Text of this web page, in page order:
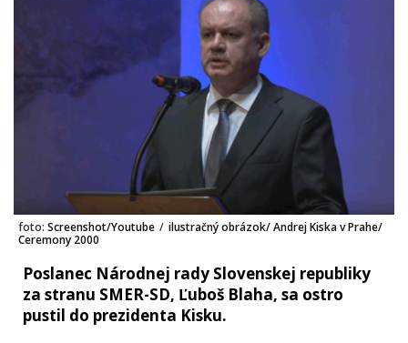
foto: Screenshot/Youtube / ilustračný obrázok/ Andrej Kiska v Prahe/
Ceremony 2000
Poslanec Národnej rady Slovenskej republiky
za stranu SMER-SD, Ľuboš Blaha, sa ostro
pustil do prezidenta Kisku.